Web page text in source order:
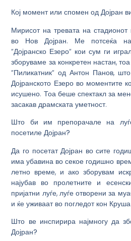
Кој момент или спомен од Дојран
Мирисот на тревата на стадионот
во Нов Дојран. Ме потсеќа
“Дојранско Езеро“ кои сум ги
зборуваме за конкретен настан,
“Пиликатник“ од Антон Панов,
Дојранското Езеро во моментите
исушено. Тоа беше спектакл за
засакав драмската уметност.
Што би им препорачале на
посетиле Дојран?
Да го посетат Дојран во сите
има убавина во секое годишно
летно време, и ако зборувам
најубав во пролетните и
пријатни луѓе, луѓе отворени за
и ќе уживаат во погледот кон
Што ве инспирира најмногу да
Дојран?